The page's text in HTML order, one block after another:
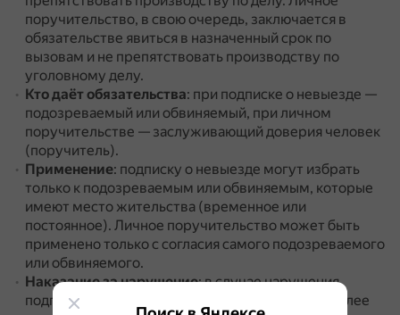
поручительство, в свою очередь, заключается в
обязательстве явиться в назначенный срок по
вызовам и не препятствовать производству по
уголовному делу.
Кто даёт обязательства: при подписке о невыезде —
подозреваемый или обвиняемый, при личном
поручительстве — заслуживающий доверия человек
(поручитель).
Применение: подписку о невыезде могут избрать
только к подозреваемым или обвиняемым, которые
имеют место жительства (временное или
постоянное). Личное поручительство может быть
применено только с согласия самого подозреваемого
или обвиняемого.
Наказание за нарушение: в случае нарушения
подписки о невыезде может быть применена более